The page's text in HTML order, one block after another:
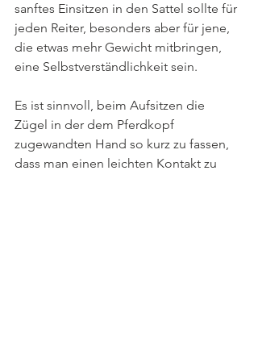
sanftes Einsitzen in den Sattel sollte für
jeden Reiter, besonders aber für jene,
die etwas mehr Gewicht mitbringen,
eine Selbstverständlichkeit sein.
Es ist sinnvoll, beim Aufsitzen die
Zügel in der dem Pferdkopf
zugewandten Hand so kurz zu fassen,
dass man einen leichten Kontakt zu